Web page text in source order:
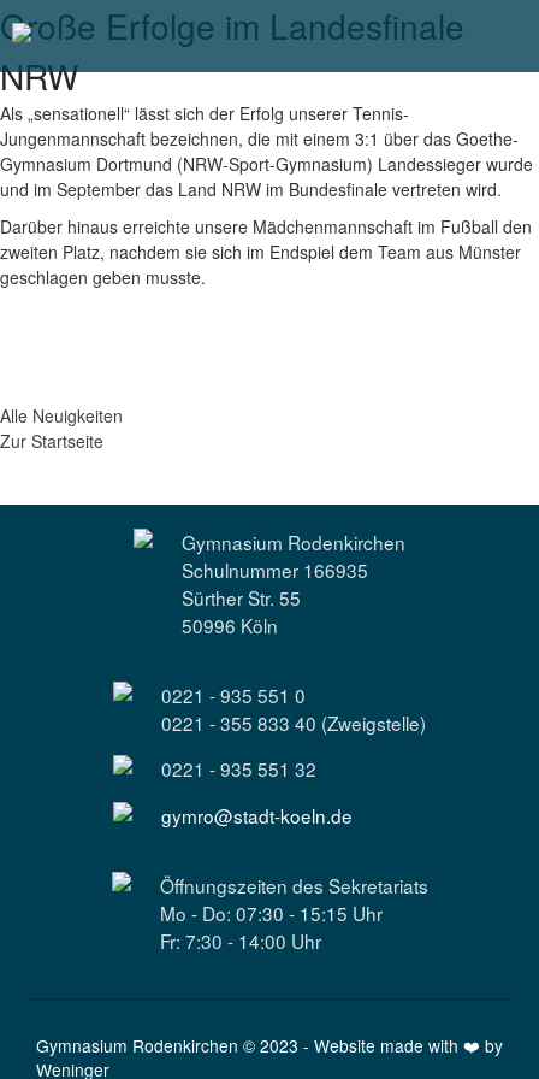
Unsere Schule
Schulleben
Kontakt
Gymnasium Rodenkirchen
Homepage des Gymnasiums Rodenkirchen
Große Erfolge im Landesfinale
NRW
Als „sensationell“ lässt sich der Erfolg unserer Tennis-
Jungenmannschaft bezeichnen, die mit einem 3:1 über das Goethe-
Gymnasium Dortmund (NRW-Sport-Gymnasium) Landessieger wurde
und im September das Land NRW im Bundesfinale vertreten wird.
Darüber hinaus erreichte unsere Mädchenmannschaft im Fußball den
zweiten Platz, nachdem sie sich im Endspiel dem Team aus Münster
geschlagen geben musste.
Alle Neuigkeiten
Zur Startseite
Gymnasium Rodenkirchen
Schulnummer 166935
Sürther Str. 55
50996 Köln
0221 - 935 551 0
0221 - 355 833 40 (Zweigstelle)
0221 - 935 551 32
gymro@stadt-koeln.de
Öffnungszeiten des Sekretariats
Mo - Do: 07:30 - 15:15 Uhr
Fr: 7:30 - 14:00 Uhr
Gymnasium Rodenkirchen © 2023 - Website made with ❤️ by
Weninger